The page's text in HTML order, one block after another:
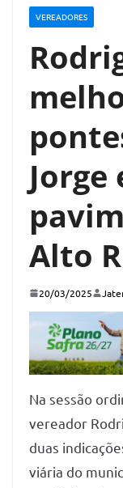
VEREADORES
Jorge
Alto
20/03/2025
Na sessão
vereador
duas
viária do